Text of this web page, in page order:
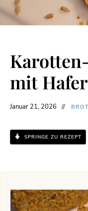
mit
Januar 21, 2026 BROT
SPRINGE ZU REZEPT